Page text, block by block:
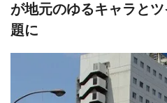
が地元のゆるキャラと
題に